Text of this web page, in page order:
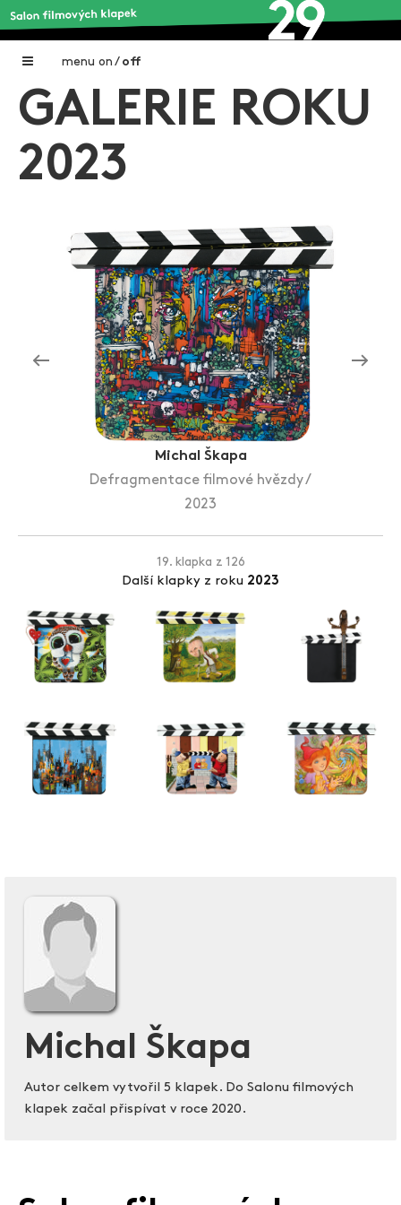
menu on / off
Home
Galerie filmových klapek
O projektu
Aktuální výstavy
Aukce filmových klapek
Aktuality
Zlín Film Festival
GALERIE ROKU
2023
Michal Škapa
Defragmentace filmové hvězdy /
2023
19. klapka z 126
Další klapky z roku 2023
Michal Škapa
Autor celkem vytvořil 5 klapek. Do Salonu filmových
klapek začal přispívat v roce 2020.